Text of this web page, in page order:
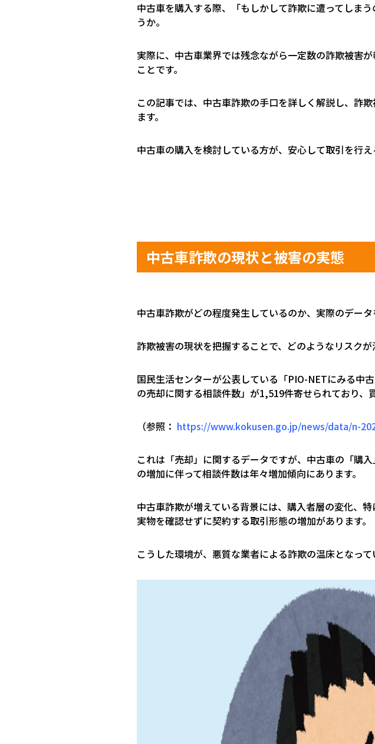
中古車を購入する際、「もしかして詐欺に遭ってしま
うか。
実際に、中古車業界では残念ながら一定数の詐欺被害
ことです。
この記事では、中古車詐欺の手口を詳しく解説し、詐
ます。
中古車の購入を検討している方が、安心して取引を行
中古車詐欺の現状と被害の実態
中古車詐欺がどの程度発生しているのか、実際のデー
詐欺被害の現状を把握することで、どのようなリスク
国民生活センターが公表している「PIO-NETにみる中
の売却に関する相談件数」が1,519件寄せられており、
（参照： https://www.kokusen.go.jp/news/data/n-
これは「売却」に関するデータですが、中古車の「購
の増加に伴って相談件数は年々増加傾向にあります。
中古車詐欺が増えている背景には、購入者層の変化、
実物を確認せずに契約する取引形態の増加があります。
こうした環境が、悪質な業者による詐欺の温床となって